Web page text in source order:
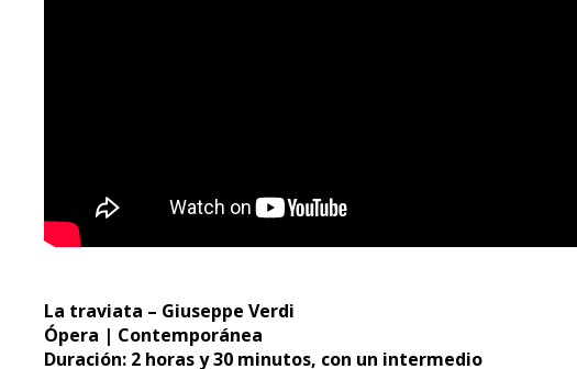
La traviata – Giuseppe Verdi
Ópera | Contemporánea
Duración: 2 horas y 30 minutos, con un intermedio